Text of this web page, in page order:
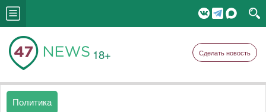
18+ Сделать новость
Политика